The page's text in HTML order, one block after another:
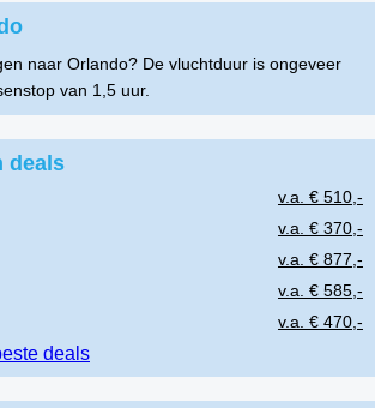
naar Orlando? De vluchtduur is ongeveer
van 1,5 uur.
deals
v.a. € 510,-
v.a. € 370,-
v.a. € 877,-
v.a. € 585,-
v.a. € 470,-
deals